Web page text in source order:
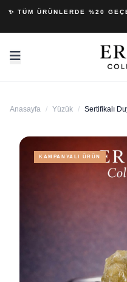
✨ TÜM ÜRÜNLERDE %20
Anasayfa / Yüzük / Sertifikalı
KAMPANYALI ÜRÜN